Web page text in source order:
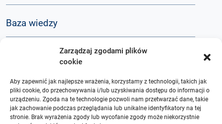
Zarządzaj zgodami plików
cookie
Aby zapewnić jak najlepsze wrażenia, korzystamy z technologii, takich jak
pliki cookie, do przechowywania i/lub uzyskiwania dostępu do informacji o
urządzeniu. Zgoda na te technologie pozwoli nam przetwarzać dane, takie
jak zachowanie podczas przeglądania lub unikalne identyfikatory na tej
stronie. Brak wyrażenia zgody lub wycofanie zgody może niekorzystnie
Baza wiedzy
O nas